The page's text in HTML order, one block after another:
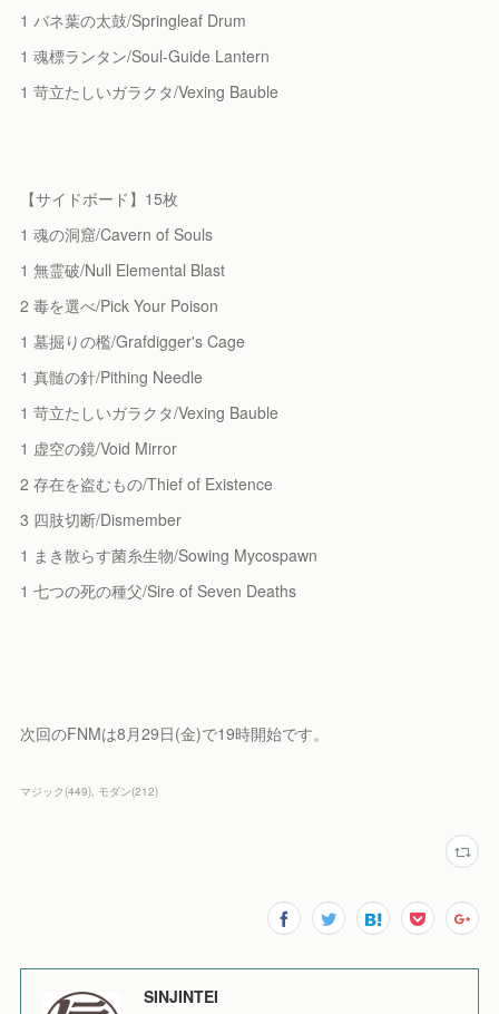
1 バネ葉の太鼓/Springleaf Drum
1 魂標ランタン/Soul-Guide Lantern
1 苛立たしいガラクタ/Vexing Bauble
【サイドボード】15枚
1 魂の洞窟/Cavern of Souls
1 無霊破/Null Elemental Blast
2 毒を選べ/Pick Your Poison
1 墓掘りの檻/Grafdigger's Cage
1 真髄の針/Pithing Needle
1 苛立たしいガラクタ/Vexing Bauble
1 虚空の鏡/Void Mirror
2 存在を盗むもの/Thief of Existence
3 四肢切断/Dismember
1 まき散らす菌糸生物/Sowing Mycospawn
1 七つの死の種父/Sire of Seven Deaths
次回のFNMは8月29日(金)で19時開始です。
マジック (449) モダン(212)
SINJINTEI